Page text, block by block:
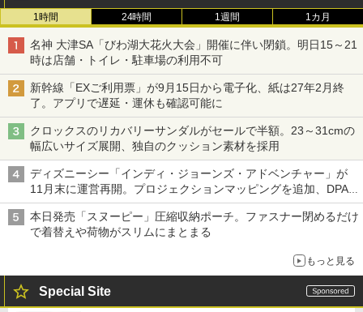
1時間 24時間 1週間 1カ月
名神 大津SA「びわ湖大花火大会」開催に伴い閉鎖。明日15～21
時は店舗・トイレ・駐車場の利用不可
新幹線「EXご利用票」が9月15日から電子化、紙は27年2月終
了。アプリで遅延・運休も確認可能に
クロックスのリカバリーサンダルがセールで半額。23～31cmの
幅広いサイズ展開、独自のクッション素材を採用
ディズニーシー「インディ・ジョーンズ・アドベンチャー」が
11月末に運営再開。プロジェクションマッピングを追加、DPA
は1500円
本日発売「スヌーピー」圧縮収納ポーチ。ファスナー閉めるだけ
で着替えや荷物がスリムにまとまる
もっと見る
Special Site